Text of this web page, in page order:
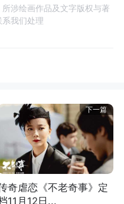
涉绘画作品及文字版权与著
我们处理
下一篇
奇虐恋《不老奇事》定
11月12日...